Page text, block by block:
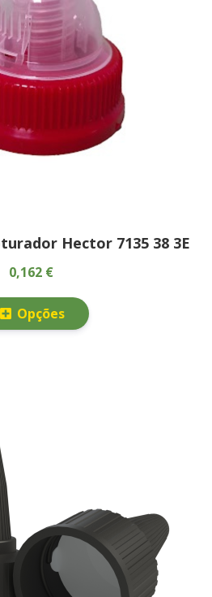
Hector 7135 38 3E
0,162 €
Opções